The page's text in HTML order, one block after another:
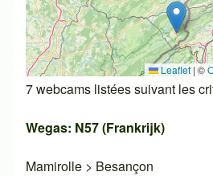
Leaflet |©
7 webcams listées suivant les
Wegas: N57 (Frankrijk)
Mamirolle > Besançon